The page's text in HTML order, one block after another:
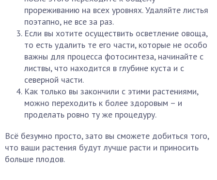
прореживанию на всех уровнях. Удаляйте листья
поэтапно, не все за раз.
Если вы хотите осуществить осветление овоща,
то есть удалить те его части, которые не особо
важны для процесса фотосинтеза, начинайте с
листвы, что находится в глубине куста и с
северной части.
Как только вы закончили с этими растениями,
можно переходить к более здоровым – и
проделать ровно ту же процедуру.
Всё безумно просто, зато вы сможете добиться того,
что ваши растения будут лучше расти и приносить
больше плодов.